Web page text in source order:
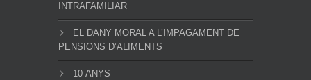
INTRAFAMILIAR
EL DANY MORAL A L’IMPAGAMENT DE
PENSIONS D’ALIMENTS
10 ANYS